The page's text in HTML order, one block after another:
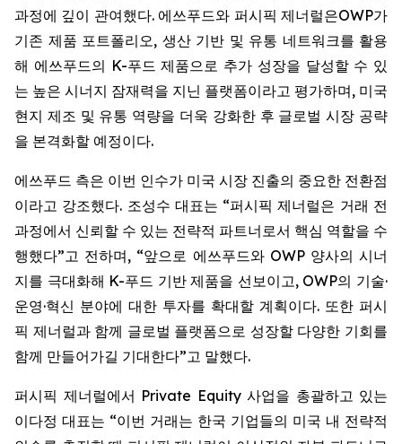
과정에 깊이 관여했다. 에쓰푸드와 퍼시픽 제너럴은OWP가
기존 제품 포트폴리오, 생산 기반 및 유통 네트워크를 활용
해 에쓰푸드의 K-푸드 제품으로 추가 성장을 달성할 수 있
는 높은 시너지 잠재력을 지닌 플랫폼이라고 평가하며, 미국
현지 제조 및 유통 역량을 더욱 강화한 후 글로벌 시장 공략
을 본격화할 예정이다.
에쓰푸드 측은 이번 인수가 미국 시장 진출의 중요한 전환점
이라고 강조했다. 조성수 대표는 “퍼시픽 제너럴은 거래 전
과정에서 신뢰할 수 있는 전략적 파트너로서 핵심 역할을 수
행했다”고 전하며, “앞으로 에쓰푸드와 OWP 양사의 시너
지를 극대화해 K-푸드 기반 제품을 선보이고, OWP의 기술·
운영·혁신 분야에 대한 투자를 확대할 계획이다. 또한 퍼시
픽 제너럴과 함께 글로벌 플랫폼으로 성장할 다양한 기회를
함께 만들어가길 기대한다”고 말했다.
퍼시픽 제너럴에서 Private Equity 사업을 총괄하고 있는
이다정 대표는 “이번 거래는 한국 기업들의 미국 내 전략적